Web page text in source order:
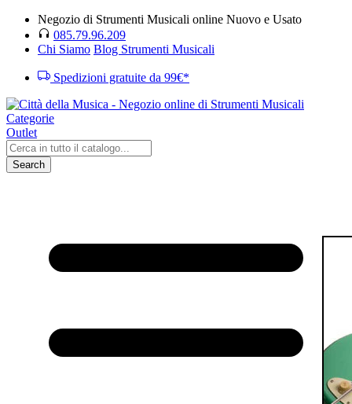
Negozio di Strumenti Musicali online Nuovo e Usato
085.79.96.209
Chi Siamo Blog Strumenti Musicali
Spedizioni gratuite da 99€*
Categorie
Outlet
Search